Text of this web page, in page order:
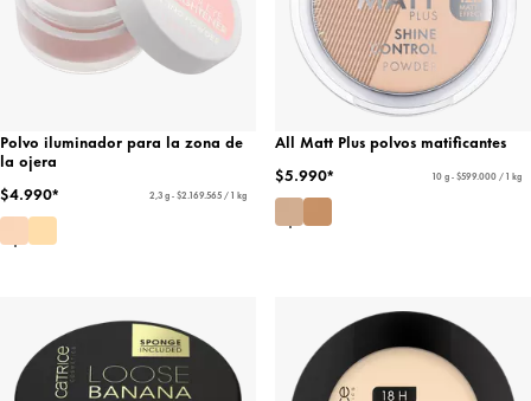
Polvo iluminador para la zona de
la ojera
$4.990*
2,3 g - $2.169.565 / 1 kg
All Matt Plus polvos matificantes
$5.990*
10 g - $599.000 / 1 kg